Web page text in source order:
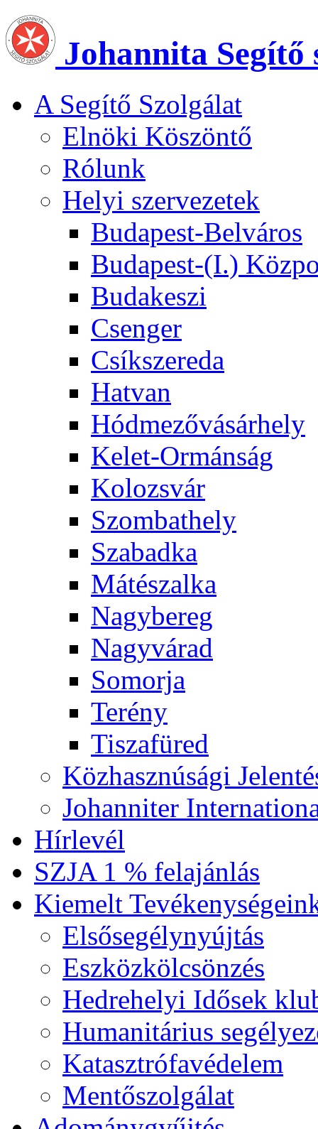
Johannita Segítő
A Segítő Szolgálat
Elnöki Köszöntő
Rólunk
Helyi szervezetek
Budapest-Belváros
Budapest-(I.)
Budakeszi
Csenger
Csíkszereda
Hatvan
Hódmezővásárhely
Kelet-Ormánság
Kolozsvár
Szombathely
Szabadka
Mátészalka
Nagybereg
Nagyvárad
Somorja
Terény
Tiszafüred
Közhasznúsági
Johanniter
Hírlevél
SZJA 1 % felajánlás
Kiemelt
Elsősegélynyújtás
Eszközkölcsönzés
Hedrehelyi Idősek
Humanitárius
Katasztrófavédelem
Mentőszolgálat